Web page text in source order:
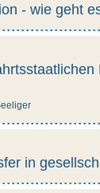
- wie geht
in